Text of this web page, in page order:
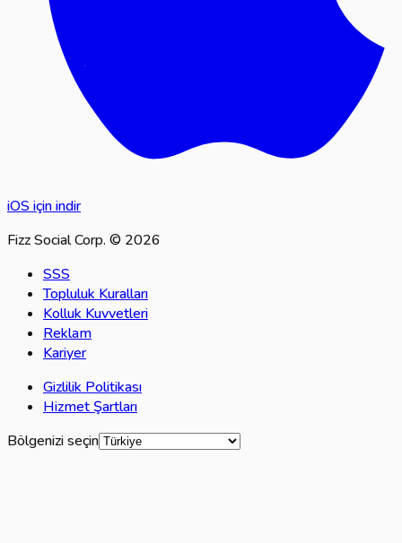
iOS için indir
Fizz Social Corp. © 2026
SSS
Topluluk Kuralları
Kolluk Kuvvetleri
Reklam
Kariyer
Gizlilik Politikası
Hizmet Şartları
Bölgenizi seçin